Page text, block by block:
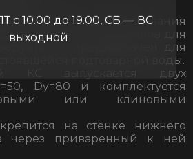
в состав оборудования
резервуаров для
и предназначен для
подтоварной воды.
КС выпускается двух
Dy=80 и комплектуется
или клиновыми
на стенке нижнего
через приваренный к ней
с 10.00 до 19.00, СБ — ВС
выходной